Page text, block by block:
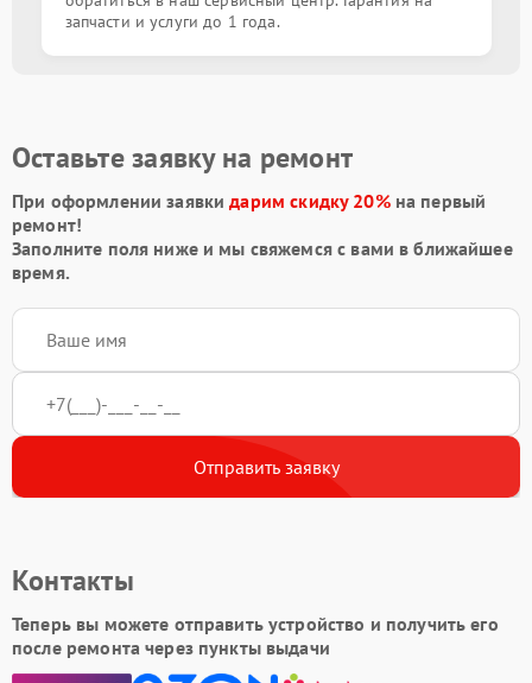
запчасти и услуги до 1 года.
Оставьте заявку на ремонт
При оформлении заявкидарим скидку 20%на первый
ремонт!
Заполните поля ниже и мы свяжемся с вами в ближайшее
время.
Отправить заявку
Контакты
Теперь вы можете отправить устройство и получить его
после ремонта через пункты выдачи